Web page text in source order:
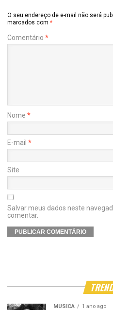
O seu endereço de e-mail não será
marcados com *
Comentário *
Nome *
E-mail *
Site
Salvar meus dados neste
comentar.
MÚSICA 1 ano ago